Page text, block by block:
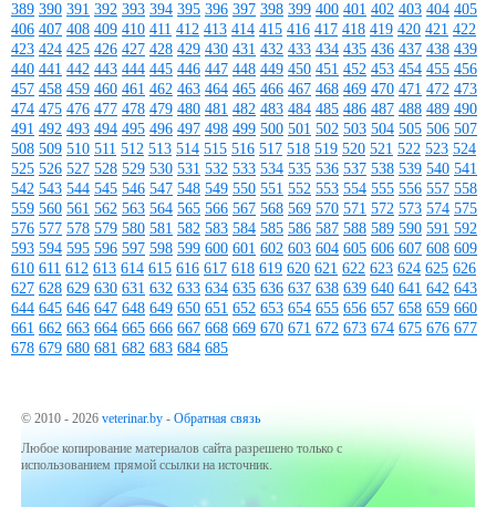
389 390 391 392 393 394 395 396 397 398 399 400 401 402 403 404 405
406 407 408 409 410 411 412 413 414 415 416 417 418 419 420 421 422
423 424 425 426 427 428 429 430 431 432 433 434 435 436 437 438 439
440 441 442 443 444 445 446 447 448 449 450 451 452 453 454 455 456
457 458 459 460 461 462 463 464 465 466 467 468 469 470 471 472 473
474 475 476 477 478 479 480 481 482 483 484 485 486 487 488 489 490
491 492 493 494 495 496 497 498 499 500 501 502 503 504 505 506 507
508 509 510 511 512 513 514 515 516 517 518 519 520 521 522 523 524
525 526 527 528 529 530 531 532 533 534 535 536 537 538 539 540 541
542 543 544 545 546 547 548 549 550 551 552 553 554 555 556 557 558
559 560 561 562 563 564 565 566 567 568 569 570 571 572 573 574 575
576 577 578 579 580 581 582 583 584 585 586 587 588 589 590 591 592
593 594 595 596 597 598 599 600 601 602 603 604 605 606 607 608 609
610 611 612 613 614 615 616 617 618 619 620 621 622 623 624 625 626
627 628 629 630 631 632 633 634 635 636 637 638 639 640 641 642 643
644 645 646 647 648 649 650 651 652 653 654 655 656 657 658 659 660
661 662 663 664 665 666 667 668 669 670 671 672 673 674 675 676 677
678 679 680 681 682 683 684 685
© 2010 - 2026 veterinar.by - Обратная связь
Любое копирование материалов сайта разрешено только с
использованием прямой ссылки на источник.